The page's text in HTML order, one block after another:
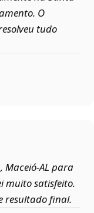
O
tudo
para
muito satisfeito.
resultado final.